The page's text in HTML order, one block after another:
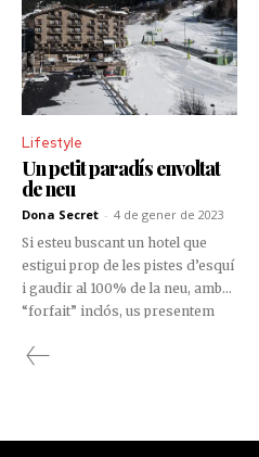
Lifestyle
Un petit paradís envoltat
de neu
Dona Secret - 4 de gener de 2023
Si esteu buscant un hotel que
estigui prop de les pistes d’esquí
i gaudir al 100% de la neu, amb
“forfait” inclós, us presentem
resort inaugurat a Soldeu, que